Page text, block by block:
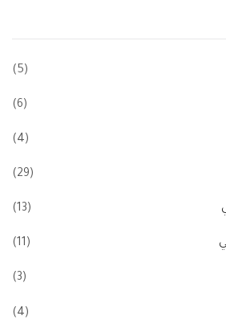
(5)
(6)
(4)
(29)
(13)
(11)
(3)
(4)